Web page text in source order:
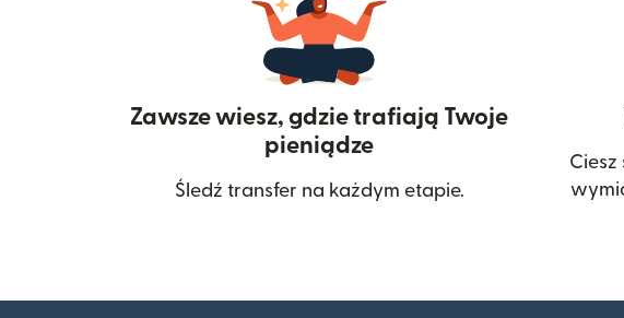
Zawsze wiesz, gdzie trafiają Twoje
pieniądze
Śledź transfer na każdym etapie.
Ciesz